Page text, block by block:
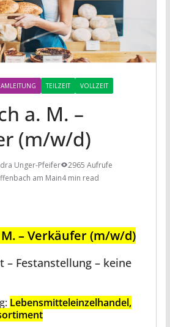
TEILZEIT VOLLZEIT
a. M. –
(m/w/d)
Unger-Pfeifer
2965 Aufrufe
am Main4 min read
– Verkäufer (m/w/d)
– Festanstellung – keine
Lebensmitteleinzelhandel,